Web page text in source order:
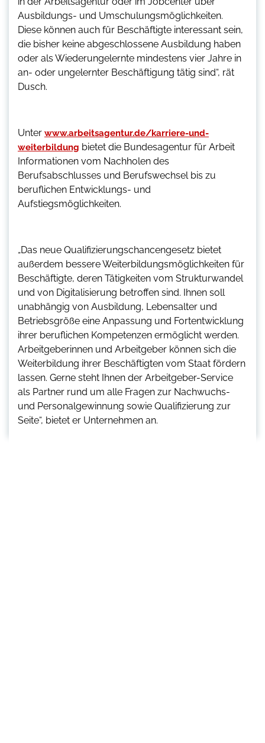
Ausbildungs- und Umschulungsmöglichkeiten.
Diese können auch für Beschäftigte interessant sein,
die bisher keine abgeschlossene Ausbildung haben
oder als Wiederungelernte mindestens vier Jahre in
an- oder ungelernter Beschäftigung tätig sind“, rät
Dusch.
Unter www.arbeitsagentur.de/karriere-und-
weiterbildung bietet die Bundesagentur für Arbeit
Informationen vom Nachholen des
Berufsabschlusses und Berufswechsel bis zu
beruflichen Entwicklungs- und
Aufstiegsmöglichkeiten.
„Das neue Qualifizierungschancengesetz bietet
außerdem bessere Weiterbildungsmöglichkeiten für
Beschäftigte, deren Tätigkeiten vom Strukturwandel
und von Digitalisierung betroffen sind. Ihnen soll
unabhängig von Ausbildung, Lebensalter und
Betriebsgröße eine Anpassung und Fortentwicklung
ihrer beruflichen Kompetenzen ermöglicht werden.
Arbeitgeberinnen und Arbeitgeber können sich die
Weiterbildung ihrer Beschäftigten vom Staat fördern
lassen. Gerne steht Ihnen der Arbeitgeber-Service
als Partner rund um alle Fragen zur Nachwuchs-
und Personalgewinnung sowie Qualifizierung zur
Seite“, bietet er Unternehmen an.